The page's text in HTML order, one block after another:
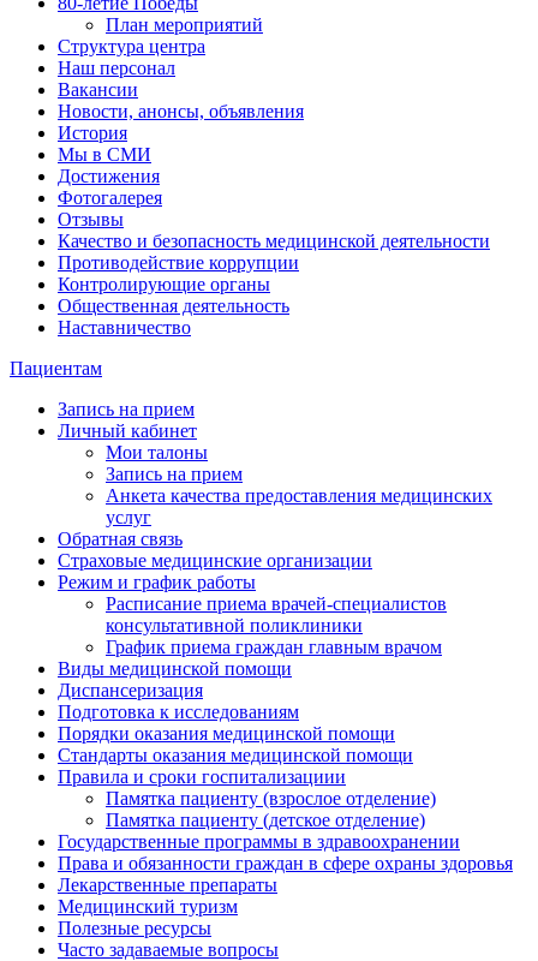
План мероприятий
Структура центра
Наш персонал
Вакансии
Новости, анонсы, объявления
История
Мы в СМИ
Достижения
Фотогалерея
Отзывы
Качество и безопасность медицинской деятельности
Противодействие коррупции
Контролирующие органы
Общественная деятельность
Наставничество
Пациентам
Запись на прием
Личный кабинет
Мои талоны
Запись на прием
Анкета качества предоставления медицинских
услуг
Обратная связь
Страховые медицинские организации
Режим и график работы
Расписание приема врачей-специалистов
консультативной поликлиники
График приема граждан главным врачом
Виды медицинской помощи
Диспансеризация
Подготовка к исследованиям
Порядки оказания медицинской помощи
Стандарты оказания медицинской помощи
Правила и сроки госпитализациии
Памятка пациенту (взрослое отделение)
Памятка пациенту (детское отделение)
Государственные программы в здравоохранении
Права и обязанности граждан в сфере охраны здоровья
Лекарственные препараты
Медицинский туризм
Полезные ресурсы
Часто задаваемые вопросы